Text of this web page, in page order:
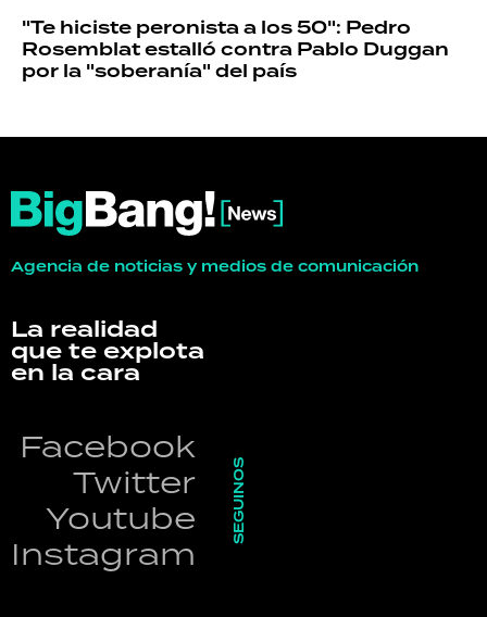
"Te hiciste peronista a los 50": Pedro
Rosemblat estalló contra Pablo Duggan
por la "soberanía" del país
Agencia de noticias y medios de comunicación
La realidad
que te explota
en la cara
Facebook
Twitter
Youtube
Instagram
SEGUINOS